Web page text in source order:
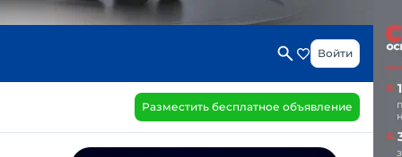
Войти
Разместить бесплатное объявление